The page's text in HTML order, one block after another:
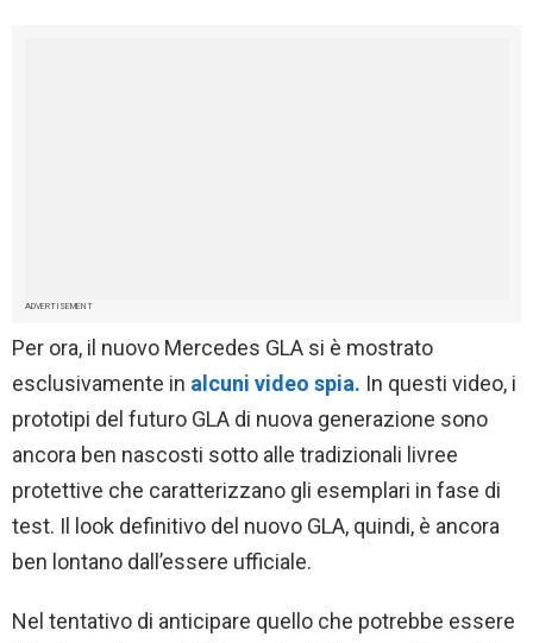
ADVERTISEMENT
Per ora, il nuovo Mercedes GLA si è mostrato
esclusivamente in alcuni video spia. In questi video, i
prototipi del futuro GLA di nuova generazione sono
ancora ben nascosti sotto alle tradizionali livree
protettive che caratterizzano gli esemplari in fase di
test. Il look definitivo del nuovo GLA, quindi, è ancora
ben lontano dall’essere ufficiale.
Nel tentativo di anticipare quello che potrebbe essere